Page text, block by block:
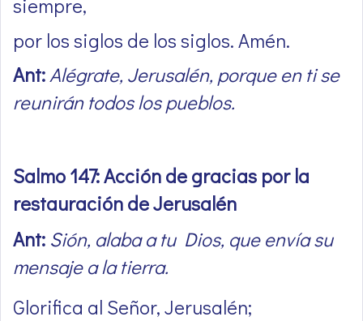
siempre,
por los siglos de los siglos. Amén.
Ant:Alégrate, Jerusalén, porque en ti se
reunirán todos los pueblos.
Salmo 147: Acción de gracias por la
restauración de Jerusalén
Ant: Sión, alaba a tu Dios, que envía su
mensaje a la tierra.
Glorifica al Señor, Jerusalén;